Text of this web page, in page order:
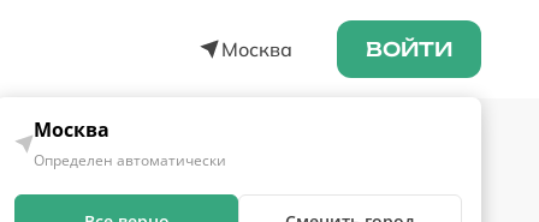
Москва ВОЙТИ
Москва
Определен автоматически